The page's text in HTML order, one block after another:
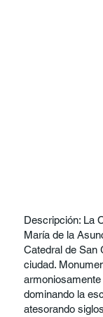
Descripción: La
María de la
Catedral de San
ciudad.
dominando la
atesorando